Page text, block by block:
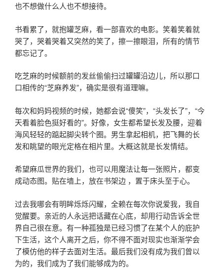
也不想做什么人也不想接待。
书看累了，就抱罐芝麻，看一部喜欢的电影。笑着笑着就
哭了，哭着哭着又突然的笑了，擦一擦眼泪，所有的情节
都忘记了。
吃芝麻的时候额前的发丝偷偷扫过罐罐沿边儿，所以那口
口相传的“芝麻养发”，确实是很有道理嘛。
每次和妈妈视频的时候，她都会说“傻笑”，“头发长了”，“今
天看着脸色挺好看的”。好像，女生都希望长发及腰，迎着
海风轻轻的踮起脚尖转个圈。男生拿起相机，把飞舞的长
发和眺望的眼光定格在相片里。大概这就是长发情结。
希望麻瓜世界的我们，也可以用魔法让每一张照片，都变
成动态图。贴在墙上，放在书架边 ，置于床头至于心。
过去我哪会有明眸烁烁闪耀，全赖在每次你说爱我，我自
觉醒要。亲近的人永远把话藏在心底，却用行动告诉全世
界自己很在意。有一种孤独是已经习惯了在某个人的庇护
下生活，这个人离开之后，你不得不面对现实也渐渐学会
了模仿他的样子去面对生活。最后我们没有成为我们曾以
为的，我们成为了我们能够成为的。